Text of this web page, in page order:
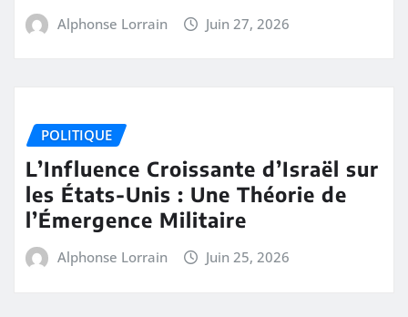
Alphonse Lorrain Juin 27, 2026
POLITIQUE
L’Influence Croissante d’Israël sur
les États-Unis : Une Théorie de
l’Émergence Militaire
Alphonse Lorrain Juin 25, 2026